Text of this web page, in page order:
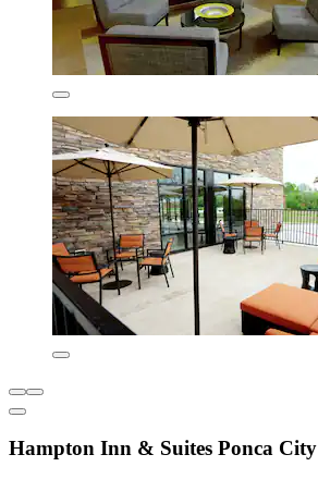
Hampton Inn & Suites Ponca City